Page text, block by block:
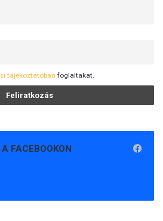
tájékoztatóban foglaltakat.
FACEBOOKON